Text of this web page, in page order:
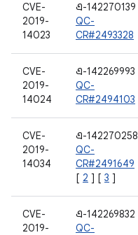
CVE-
2019-
14023
এ-142270139
QC-
CR#2493328
CVE-
2019-
14024
এ-142269993
QC-
CR#2494103
CVE-
2019-
14034
এ-142270258
QC-
CR#2491649
[ 2 ] [ 3 ]
CVE-
2019-
এ-142269832
QC-